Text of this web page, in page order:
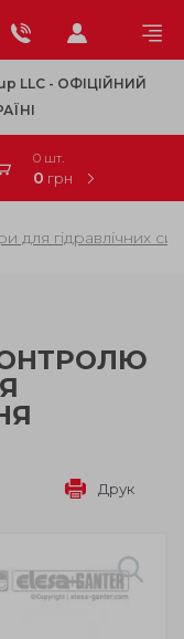
LLC - OФІЦІЙНИЙ
0 шт.
0 грн
для гідравлічних
Друк